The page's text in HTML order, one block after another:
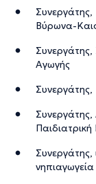
Συνεργάτης,
Βύρωνα-
Συνεργάτης,
Αγωγής
Συνεργάτης,
Συνεργάτης,
Συνεργάτης,